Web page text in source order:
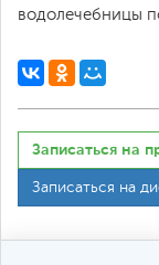
водолечебницы
Записаться на
Записаться на